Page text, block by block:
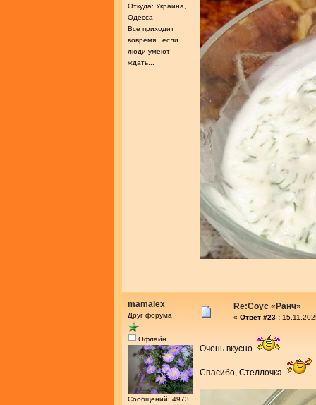
Откуда: Украина,
Одесса
Все приходит
вовремя , если
люди умеют
ждать...
mamalex
Друг форума
Офлайн
Сообщений: 4973
Re:Соус «Ранч»
« Ответ #23 :
Очень вкусно
Спасибо, Стеллочка